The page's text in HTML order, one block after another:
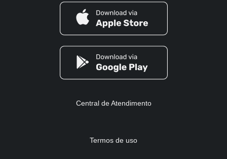
Central de Atendimento
Termos de uso